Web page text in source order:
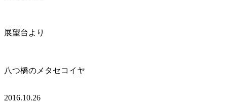
展望台より
八つ橋のメタセコイヤ
2016.10.26